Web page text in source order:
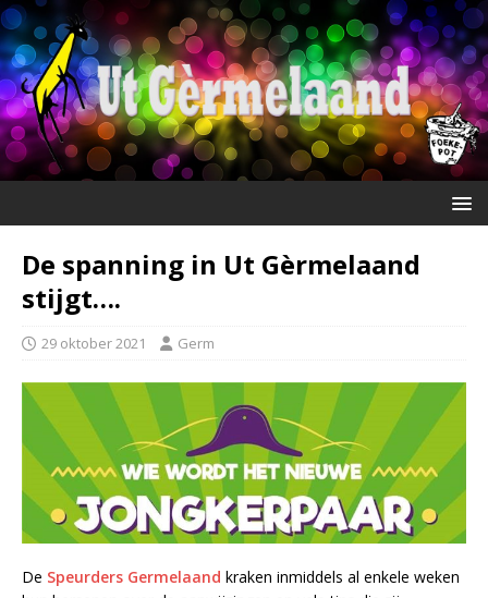
De spanning in Ut Gèrmelaand
stijgt….
29 oktober 2021 Germ
De Speurders Germelaand kraken inmiddels al enkele weken